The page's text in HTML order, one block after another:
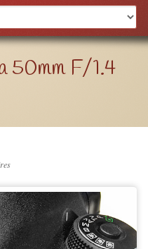
50mm F/1.4